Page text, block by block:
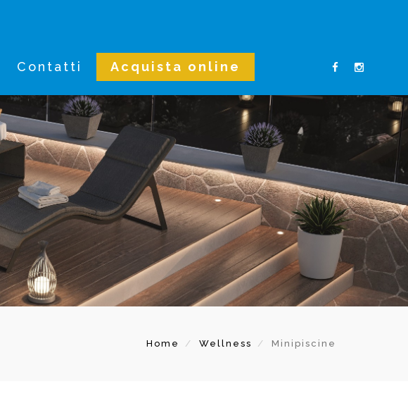
Contatti Acquista online
Home Wellness Minipiscine